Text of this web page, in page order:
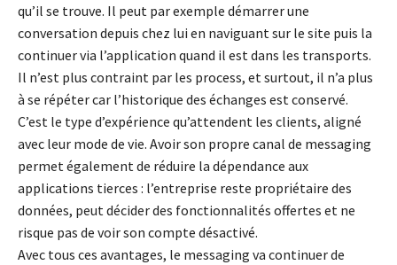
qu’il se trouve. Il peut par exemple démarrer une
conversation depuis chez lui en naviguant sur le site puis la
continuer via l’application quand il est dans les transports.
Il n’est plus contraint par les process, et surtout, il n’a plus
à se répéter car l’historique des échanges est conservé.
C’est le type d’expérience qu’attendent les clients, aligné
avec leur mode de vie. Avoir son propre canal de messaging
permet également de réduire la dépendance aux
applications tierces : l’entreprise reste propriétaire des
données, peut décider des fonctionnalités offertes et ne
risque pas de voir son compte désactivé.
Avec tous ces avantages, le messaging va continuer de